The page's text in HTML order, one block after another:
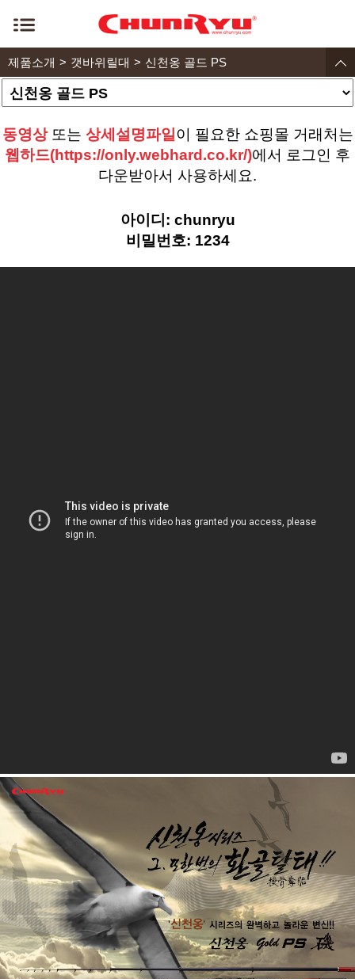
제품소개 갯바위릴대 신천옹 골드 PS
동영상또는 상세설명파일 이 필요한 쇼핑몰 거래처는
웹하드(https://only.webhard.co.kr/)에서 로그인 후
다운받아서 사용하세요.
아이디: chunryu
비밀번호: 1234